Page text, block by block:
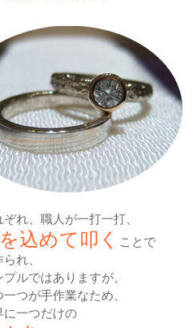
、職人が一打一打、
込めて叩く
ことで
れ、
ではありますが、
が手作業なため、
一つだけの